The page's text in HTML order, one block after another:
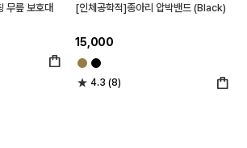
무릎 보호대
[인체공학적]종아리 압박밴드 (Black)
15,000
4.3 (8)